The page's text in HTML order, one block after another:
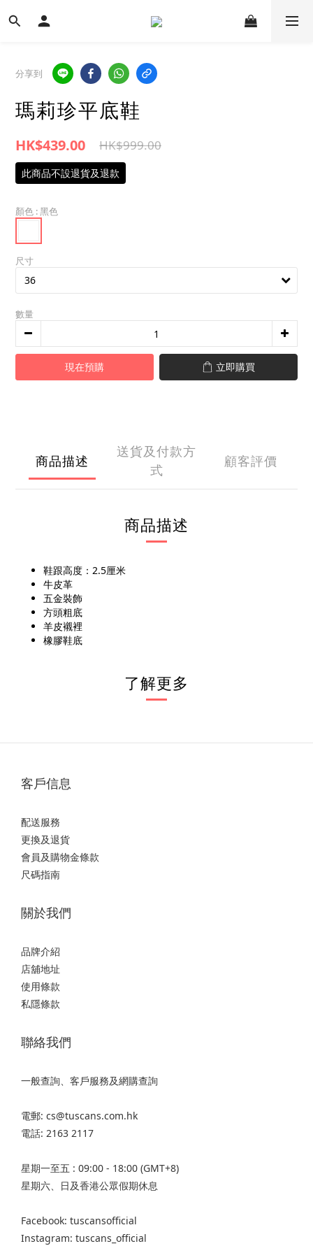
分享到
瑪莉珍平底鞋
HK$439.00 HK$999.00
此商品不設退貨及退款
顏色 : 黑色
尺寸
數量
現在預購 立即購買
商品描述
送貨及付款方
式
顧客評價
商品描述
鞋跟高度：2.5厘米
牛皮革
五金裝飾
方頭粗底
羊皮襯裡
橡膠鞋底
了解更多
客戶信息
配送服務
更換及退貨
會員及購物金條款
尺碼指南
關於我們
品牌介紹
店舖地址
使用條款
私隱條款
聯絡我們
一般查詢、客戶服務及網購查詢
電郵: cs@tuscans.com.hk
電話: 2163 2117
星期一至五 : 09:00 - 18:00 (GMT+8)
星期六、日及香港公眾假期休息
Facebook: tuscansofficial
Instagram: tuscans_official